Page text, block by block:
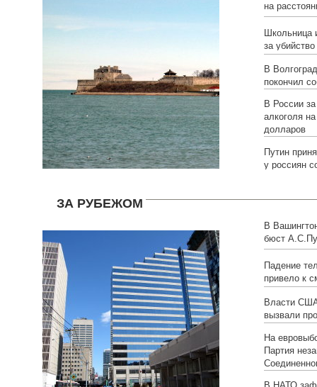
на
Школьница
за убийство
В
покончил
В России
алкоголя
долларов
Путин
у россиян
ЗА РУБЕЖОМ
В
бюст
Падение
привело к
Власти
вызвали
На
Партия